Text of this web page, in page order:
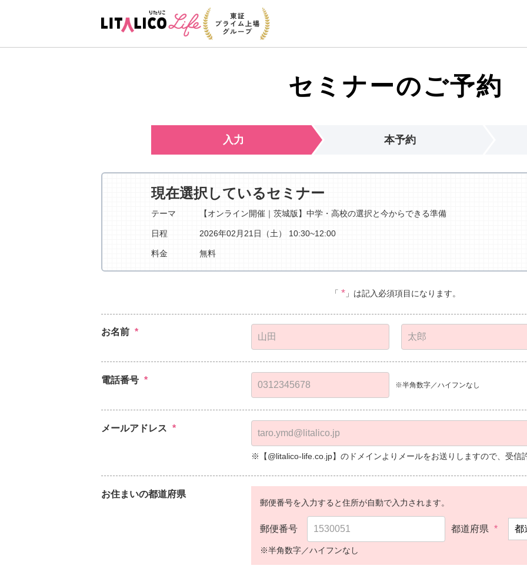
セミナーのご予約
入力 本予約
現在選択しているセミナー
テーマ 【オンライン開催｜茨城版】中学・高校の選択と今からできる準備
日程 2026年02月21日（土） 10:30~12:00
料金 無料
「 *」は記入必須項目になります。
お名前 *
電話番号 * ※半角数字／ハイフンなし
メールアドレス *
※【@litalico-life.co.jp】のドメインよりメールをお送りしますので、受信
お住まいの都道府県
郵便番号を入力すると住所が自動で入力されます。
郵便番号 都道府県 *
※半角数字／ハイフンなし